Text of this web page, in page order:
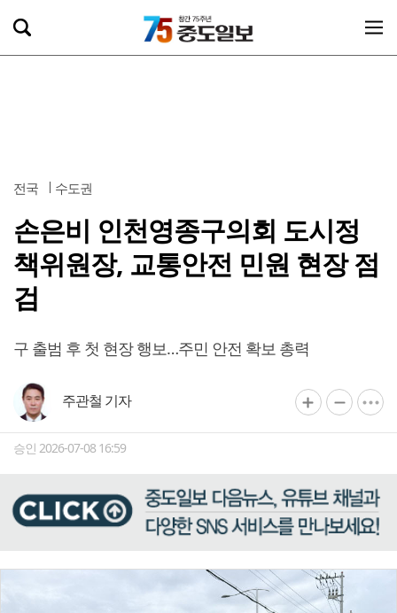
전국 수도권
손은비 인천영종구의회 도시정
책위원장, 교통안전 민원 현장 점
검
구 출범 후 첫 현장 행보…주민 안전 확보 총력
주관철 기자
승인 2026-07-08 16:59